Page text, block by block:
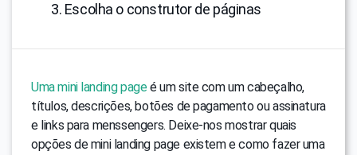
3. Escolha o construtor de páginas
Uma mini landing pageé um site com um cabeçalho,
títulos, descrições, botões de pagamento ou assinatura
e links para menssengers. Deixe-nos mostrar quais
opções de mini landing page existem e como fazer uma